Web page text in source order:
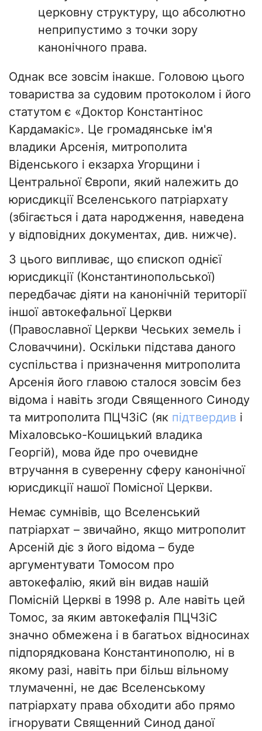
церковну структуру, що абсолютно
неприпустимо з точки зору
канонічного права.
Однак все зовсім інакше. Головою цього
товариства за судовим протоколом і його
статутом є «Доктор Константінос
Кардамакіс». Це громадянське ім'я
владики Арсенія, митрополита
Віденського і екзарха Угорщини і
Центральної Європи, який належить до
юрисдикції Вселенського патріархату
(збігається і дата народження, наведена
у відповідних документах, див. нижче).
З цього випливає, що єпископ однієї
юрисдикції (Константинопольської)
передбачає діяти на канонічній території
іншої автокефальної Церкви
(Православної Церкви Чеських земель і
Словаччини). Оскільки підстава даного
суспільства і призначення митрополита
Арсенія його главою сталося зовсім без
відома і навіть згоди Священного Синоду
та митрополита ПЦЧЗіС (як підтвердив і
Міхаловсько-Кошицький владика
Георгій), мова йде про очевидне
втручання в суверенну сферу канонічної
юрисдикції нашої Помісної Церкви.
Немає сумнівів, що Вселенський
патріархат – звичайно, якщо митрополит
Арсеній діє з його відома – буде
аргументувати Томосом про
автокефалію, який він видав нашій
Помісній Церкві в 1998 р. Але навіть цей
Томос, за яким автокефалія ПЦЧЗіС
значно обмежена і в багатьох відносинах
підпорядкована Константинополю, ні в
якому разі, навіть при більш вільному
тлумаченні, не дає Вселенському
патріархату права обходити або прямо
ігнорувати Священний Синод даної